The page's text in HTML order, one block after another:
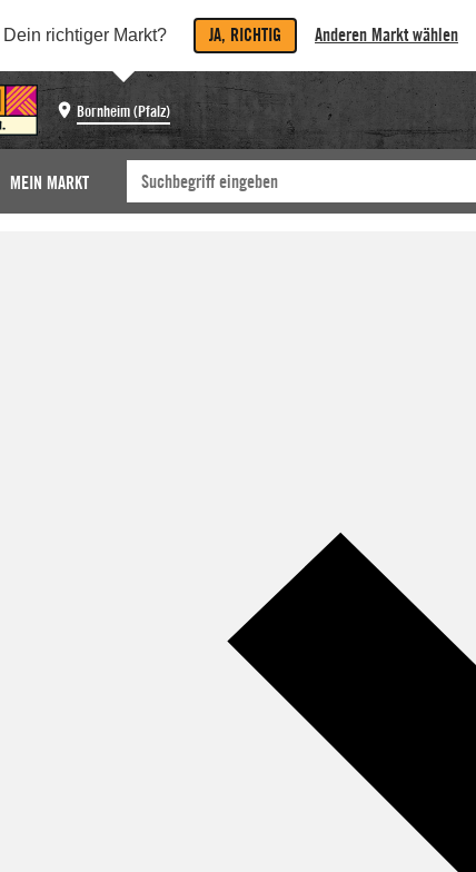
Dein richtiger Markt? JA, RICHTIG Anderen Markt wählen
Bornheim (Pfalz)
MEIN MARKT